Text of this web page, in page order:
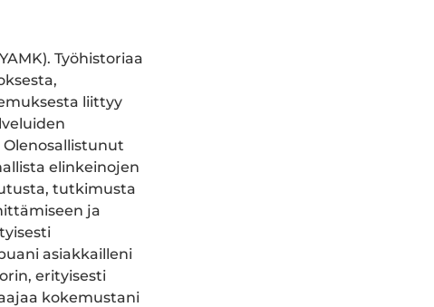
Työhistoriaa
liittyy
elinkeinojen
tutkimusta
ja
asiakkailleni
erityisesti
kokemustani